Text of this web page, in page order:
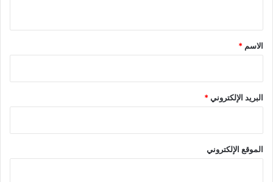
*
الاسم *
البريد الإلكتروني*
الموقع الإلكتروني